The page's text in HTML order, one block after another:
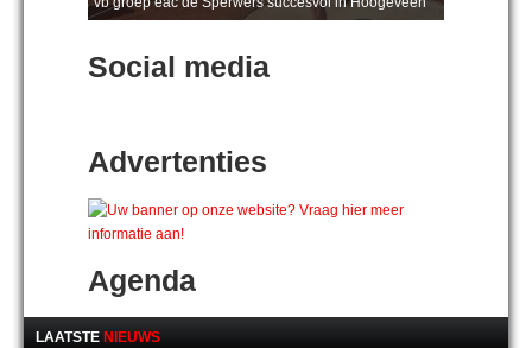
Social media
Advertenties
Agenda
LAATSTE NIEUWS